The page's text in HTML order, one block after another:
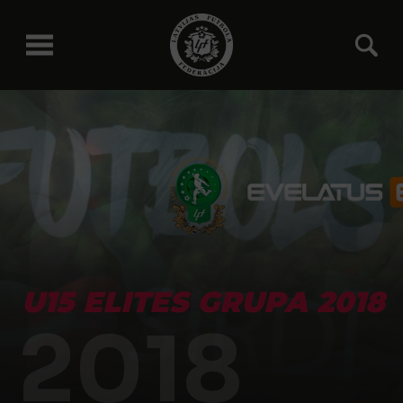
U15 ELITES GRUPA 2018